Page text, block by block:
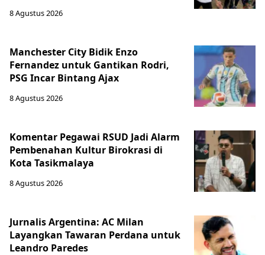
8 Agustus 2026
Manchester City Bidik Enzo
Fernandez untuk Gantikan Rodri,
PSG Incar Bintang Ajax
8 Agustus 2026
Komentar Pegawai RSUD Jadi Alarm
Pembenahan Kultur Birokrasi di
Kota Tasikmalaya
8 Agustus 2026
Jurnalis Argentina: AC Milan
Layangkan Tawaran Perdana untuk
Leandro Paredes